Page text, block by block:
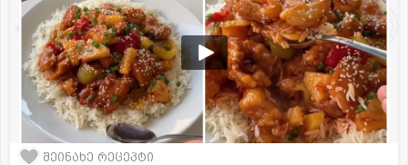
შეინახე რეცეპტი